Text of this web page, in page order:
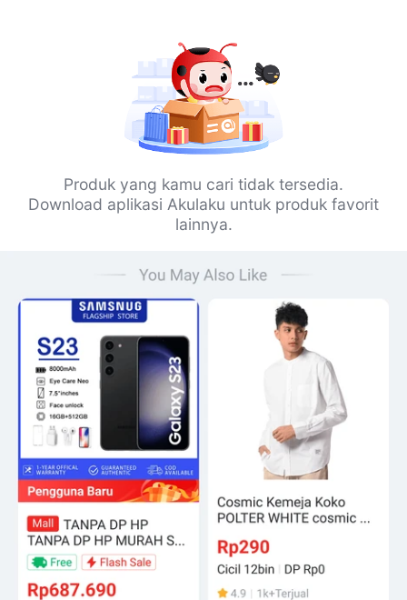
Produk yang kamu cari tidak tersedia.
Download aplikasi Akulaku untuk produk favorit
lainnya.